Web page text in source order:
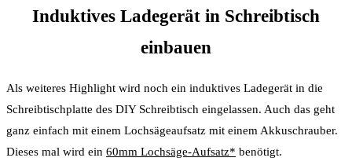
Induktives Ladegerät in Schreibtisch
einbauen
Als weiteres Highlight wird noch ein induktives Ladegerät in die
Schreibtischplatte des DIY Schreibtisch eingelassen. Auch das geht
ganz einfach mit einem Lochsägeaufsatz mit einem Akkuschrauber.
Dieses mal wird ein 60mm Lochsäge-Aufsatz* benötigt.